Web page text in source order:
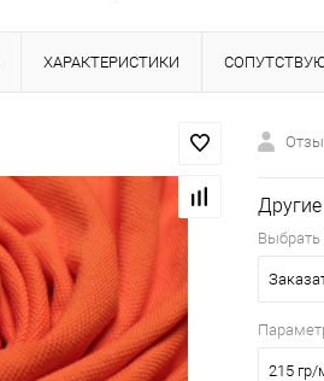
ХАРАКТЕРИСТИКИ
Выбрать
215 гр/